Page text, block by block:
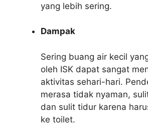
yang lebih sering.
Dampak
Sering buang air kecil
oleh ISK dapat sangat
aktivitas sehari-hari.
merasa tidak nyaman,
dan sulit tidur karena
ke toilet.